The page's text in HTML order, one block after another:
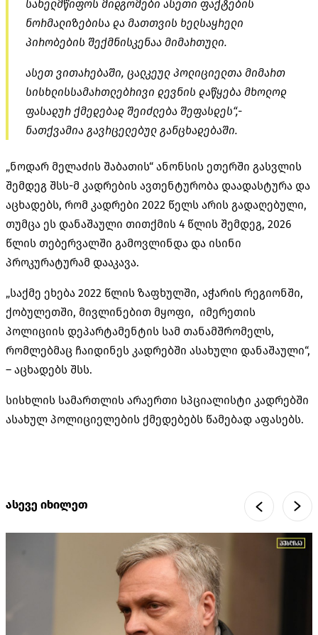
სახელმწიფოს მიდგომები ასეთი ფაქტების
ნორმალიზებისა და მათთვის ხელსაყრელი
პირობების შექმნისკენაა მიმართული.
ასეთ ვითარებაში, ცალკეულ პოლიციელთა მიმართ
სისხლისსამართლებრივი დევნის დაწყება მხოლოდ
ფასადურ ქმედებად შეიძლება შეფასდეს“,-
ნათქვამია გავრცელებულ განცხადებაში.
„ნოდარ მელაძის შაბათის“ ანონსის ეთერში გასვლის
შემდეგ შსს-მ კადრების ავთენტურობა დაადასტურა და
აცხადებს, რომ კადრები 2022 წელს არის გადაღებული,
თუმცა ეს დანაშაული თითქმის 4 წლის შემდეგ, 2026
წლის თებერვალში გამოვლინდა და ისინი
პროკურატურამ დააკავა.
„საქმე ეხება 2022 წლის ზაფხულში, აჭარის რეგიონში,
ქობულეთში, მივლინებით მყოფი, იმერეთის
პოლიციის დეპარტამენტის სამ თანამშრომელს,
რომლებმაც ჩაიდინეს კადრებში ასახული დანაშაული“,
– აცხადებს შსს.
სისხლის სამართლის არაერთი სპციალისტი კადრებში
ასახულ პოლიციელების ქმედებებს წამებად აფასებს.
ასევე იხილეთ